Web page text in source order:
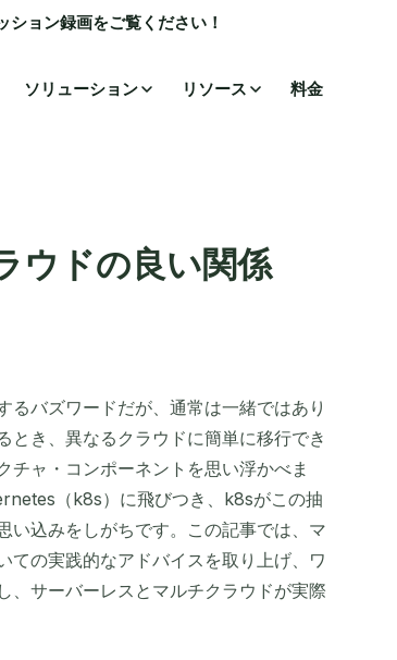
ョン録画をご覧ください！
ソリューション リソース 料金
ウドの良い関係
バズワードだが、通常は一緒ではあり
とき、異なるクラウドに簡単に移行でき
チャ・コンポーネントを思い浮かべま
（k8s）に飛びつき、k8sがこの抽
い込みをしがちです。この記事では、マ
ての実践的なアドバイスを取り上げ、ワ
、サーバーレスとマルチクラウドが実際